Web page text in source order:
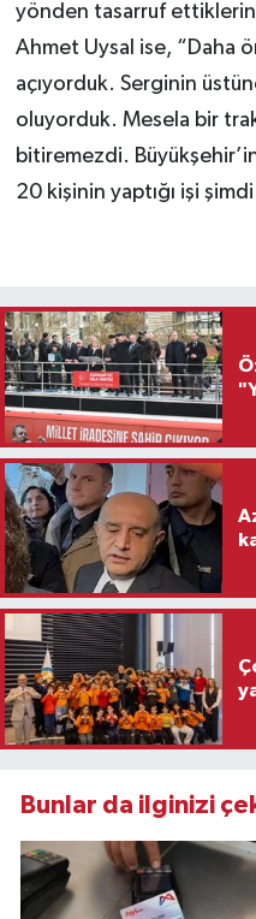
yönden tasarruf
Ahmet Uysal ise, “Daha
açıyorduk. Serginin
oluyorduk. Mesela bir
bitiremezdi.
20 kişinin yaptığı işi
Bunlar da ilginizi